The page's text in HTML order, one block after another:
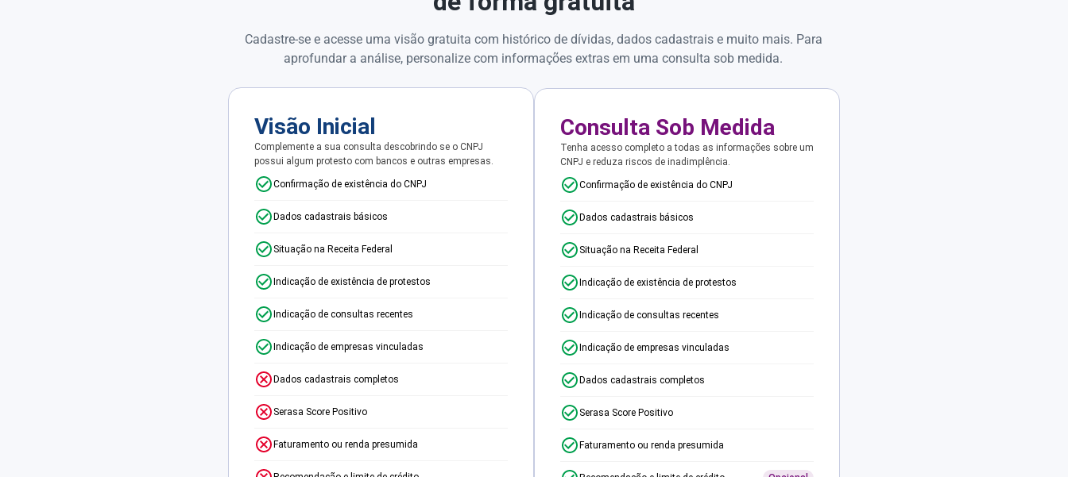
Cadastre-se e acesse uma visão gratuita com histórico de dívidas, dados cadastrais e muito mais. Para
aprofundar a análise, personalize com informações extras em uma consulta sob medida.
Visão Inicial
Complemente a sua consulta descobrindo se o CNPJ
possui algum protesto com bancos e outras empresas.
Confirmação de existência do CNPJ
Dados cadastrais básicos
Situação na Receita Federal
Indicação de existência de protestos
Indicação de consultas recentes
Indicação de empresas vinculadas
Dados cadastrais completos
Serasa Score Positivo
Faturamento ou renda presumida
Consulta Sob Medida
Tenha acesso completo a todas as informações sobre um
CNPJ e reduza riscos de inadimplência.
Confirmação de existência do CNPJ
Dados cadastrais básicos
Situação na Receita Federal
Indicação de existência de protestos
Indicação de consultas recentes
Indicação de empresas vinculadas
Dados cadastrais completos
Serasa Score Positivo
Faturamento ou renda presumida